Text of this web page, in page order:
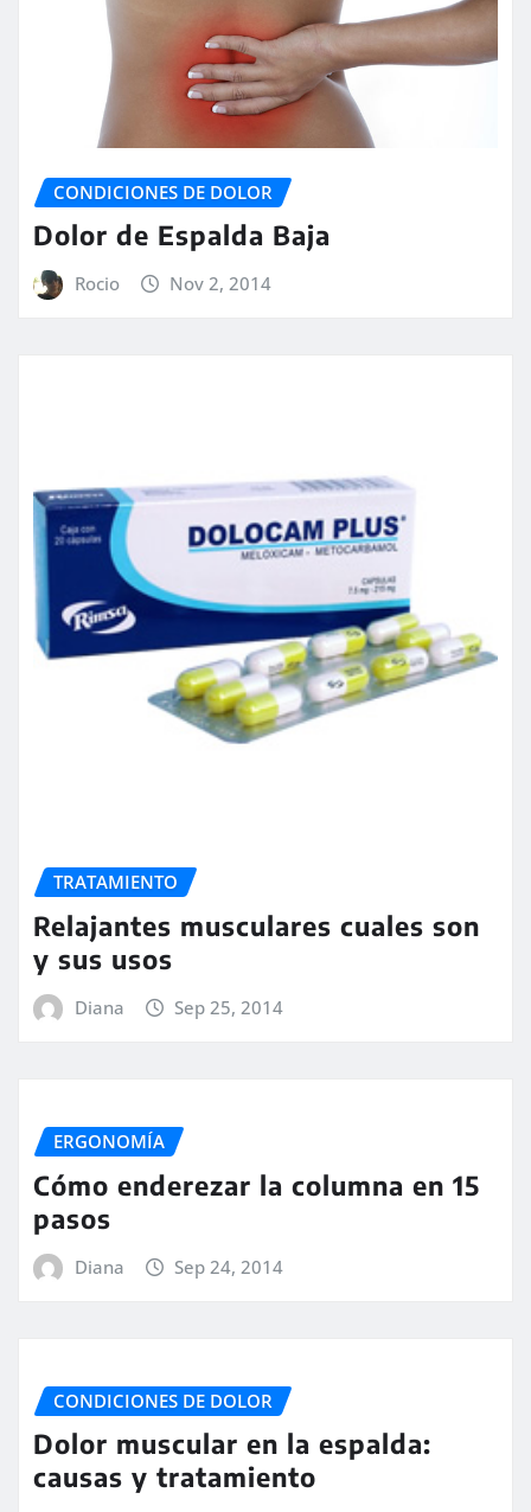
CONDICIONES DE DOLOR
Dolor de Espalda Baja
Rocio Nov 2, 2014
TRATAMIENTO
Relajantes musculares cuales son
y sus usos
Diana Sep 25, 2014
ERGONOMÍA
Cómo enderezar la columna en 15
pasos
Diana Sep 24, 2014
CONDICIONES DE DOLOR
Dolor muscular en la espalda:
causas y tratamiento